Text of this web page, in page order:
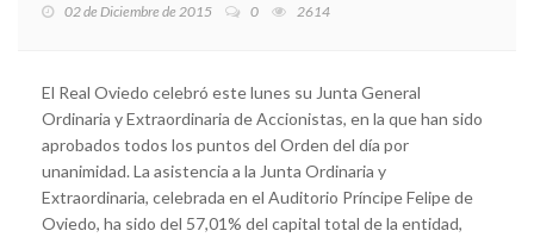
02 de Diciembre de 2015 0 2614
El Real Oviedo celebró este lunes su Junta General
Ordinaria y Extraordinaria de Accionistas, en la que han sido
aprobados todos los puntos del Orden del día por
unanimidad. La asistencia a la Junta Ordinaria y
Extraordinaria, celebrada en el Auditorio Príncipe Felipe de
Oviedo, ha sido del 57,01% del capital total de la entidad,